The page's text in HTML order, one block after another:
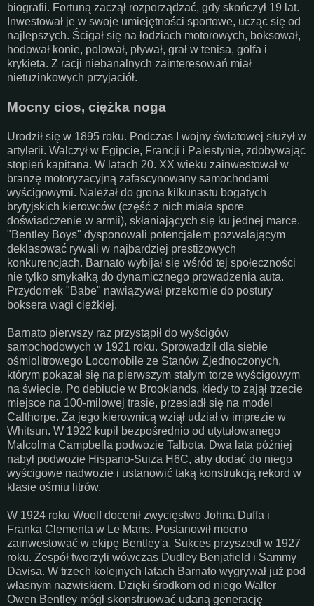
biografii. Fortuną zaczął rozporządzać, gdy skończył 19 lat.
Inwestował je w swoje umiejętności sportowe, ucząc się od
najlepszych. Ścigał się na łodziach motorowych, boksował,
hodował konie, polował, pływał, grał w tenisa, golfa i
krykieta. Z racji niebanalnych zainteresowań miał
nietuzinkowych przyjaciół.
Mocny cios, ciężka noga
Urodził się w 1895 roku. Podczas I wojny światowej służył w
artylerii. Walczył w Egipcie, Francji i Palestynie, zdobywając
stopień kapitana. W latach 20. XX wieku zainwestował w
branżę motoryzacyjną zafascynowany samochodami
wyścigowymi. Należał do grona kilkunastu bogatych
brytyjskich kierowców (część z nich miała spore
doświadczenie w armii), skłaniających się ku jednej marce.
"Bentley Boys" dysponowali potencjałem pozwalającym
deklasować rywali w najbardziej prestiżowych
konkurencjach. Barnato wybijał się wśród tej społeczności
nie tylko smykałką do dynamicznego prowadzenia auta.
Przydomek "Babe" nawiązywał przekornie do postury
boksera wagi ciężkiej.
Barnato pierwszy raz przystąpił do wyścigów
samochodowych w 1921 roku. Sprowadził dla siebie
ośmiolitrowego Locomobile ze Stanów Zjednoczonych,
którym pokazał się na pierwszym stałym torze wyścigowym
na świecie. Po debiucie w Brooklands, kiedy to zajął trzecie
miejsce na 100-milowej trasie, przesiadł się na model
Calthorpe. Za jego kierownicą wziął udział w imprezie w
Whitsun. W 1922 kupił bezpośrednio od utytułowanego
Malcolma Campbella podwozie Talbota. Dwa lata później
nabył podwozie Hispano-Suiza H6C, aby dodać do niego
wyścigowe nadwozie i ustanowić taką konstrukcją rekord w
klasie ośmiu litrów.
W 1924 roku Woolf docenił zwycięstwo Johna Duffa i
Franka Clementa w Le Mans. Postanowił mocno
zainwestować w ekipę Bentley'a. Sukces przyszedł w 1927
roku. Zespół tworzyli wówczas Dudley Benjafield i Sammy
Davisa. W trzech kolejnych latach Barnato wygrywał już pod
własnym nazwiskiem. Dzięki środkom od niego Walter
Owen Bentley mógł skonstruować udaną generację